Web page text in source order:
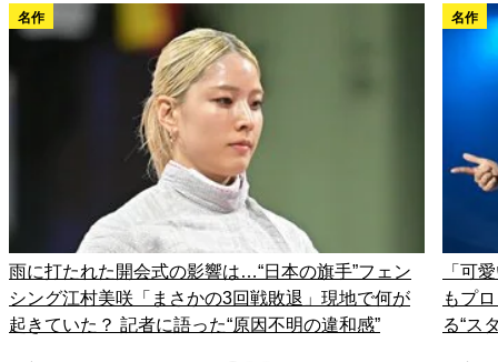
名作
雨に打たれた開会式の影響は…“日本の旗手”フェン
シング江村美咲「まさかの3回戦敗退」現地で何が
起きていた？ 記者に語った“原因不明の違和感”
名作
「可
もプ
る“ス